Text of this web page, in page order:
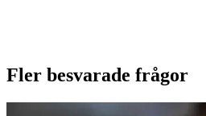
Fler besvarade frågor